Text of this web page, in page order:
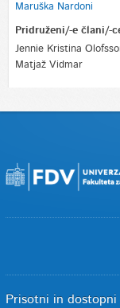
Maruška Nardoni
Pridruženi/-e člani/-
Jennie Kristina
Matjaž Vidmar
Prisotni in